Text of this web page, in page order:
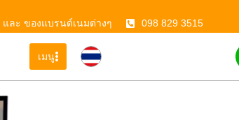
ละ ของแบรนด์เนมต่างๆ 098 829 3515
เมนู